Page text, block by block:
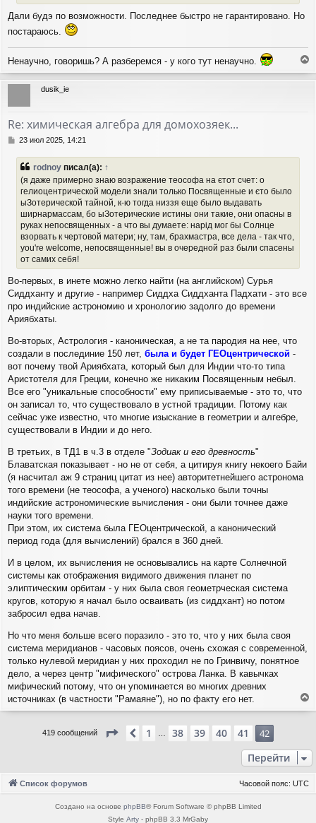
Дали будэ по возможности. Последнее быстро не гарантировано. Но
постараюсь.
Ненаучно, говоришь? А разберемся - у кого тут ненаучно.
р
dusik_ie
Re: химическая алгебра для домохозяек...
С
о
щ
23 июл 2025, 14:21
rodnoy писал(а): ↑
(я даже примерно знаю возражение теософа на єтот счет: о
гелиоцентрической модели знали только Посвященные и єто было
ыЗотерической тайной, к-ю тогда низзя еще было выдавать
ширнармассам, бо ыЗотерические истины они такие, они опасны в
руках непосвященных - а что вы думаете: нарід мог бы Солнце
взорвать к чертовой матери; ну, там, брахмастра, все дела - так что,
you're welcome, непосвященные! вы в очередной раз были спасены
от самих себя!
Во-первых, в инете можно легко найти (на английском) Сурья
Сиддханту и другие - например Сиддха Сиддханта Падхати - это все
про индийские астрономию и хронологию задолго до времени
Ариябхаты.
Во-вторых, Астрология - каноническая, а не та пародия на нее, что
создали в послединие 150 лет, была и будет ГЕОцентрической -
вот почему твой Ариябхата, который был для Индии что-то типа
Аристотеля для Греции, конечно же никаким Посвященным небыл.
Все его "уникальные способности" ему приписываемые - это то, что
он записал то, что существовало в устной традиции. Потому как
сейчас уже известно, что многие изыскание в геометрии и алгебре,
существовали в Индии и до него.
В третьих, в ТД1 в ч.3 в отделе "Зодиак и его древность"
Блаватская показывает - но не от себя, а цитируя книгу некоего Байи
(я насчитал аж 9 страниц цитат из нее) авторитетнейшего астронома
того времени (не теософа, а ученого) насколько были точны
индийские астрономические вычисления - они были точнее даже
науки того времени.
При этом, их система была ГЕОцентрической, а канонический
период года (для вычислений) брался в 360 дней.
И в целом, их вычисления не основывались на карте Солнечной
системы как отображения видимого движения планет по
элиптическим орбитам - у них была своя геометрческая система
кругов, которую я начал было осваивать (из сиддхант) но потом
забросил едва начав.
Но что меня больше всего поразило - это то, что у них была своя
система меридианов - часовых поясов, очень схожая с современной,
только нулевой меридиан у них проходил не по Гринвичу, понятное
дело, а через центр "мифического" острова Ланка. В кавычках
мифический потому, что он упоминается во многих древних
источниках (в частности "Рамаяне"), но по факту его нет.
е
т
ь
419 сообщений Страница 42из42
Пред.
1 38 39 40 41 42
Перейти
Список форумов Часовой пояс: UTC
Создано на основе phpBB® Forum Software © phpBB Limited
Style Arty - phpBB 3.3 MrGaby